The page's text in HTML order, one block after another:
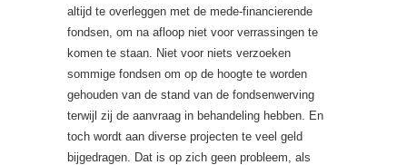
altijd te overleggen met de mede-financierende
fondsen, om na afloop niet voor verrassingen te
komen te staan. Niet voor niets verzoeken
sommige fondsen om op de hoogte te worden
gehouden van de stand van de fondsenwerving
terwijl zij de aanvraag in behandeling hebben. En
toch wordt aan diverse projecten te veel geld
bijgedragen. Dat is op zich geen probleem, als